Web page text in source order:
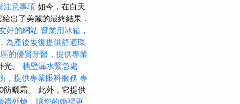
注意事項 如今，在白天
出了美麗的最終結果，
好的網站 營業用冰箱，
為產後恢復提供舒適環
的優質牙醫，提供專業
光。 牆壁漏水緊急處
，提供專業眼科服務 專
防曬霜。 此外，它提供
禮外燴，讓您的婚禮更